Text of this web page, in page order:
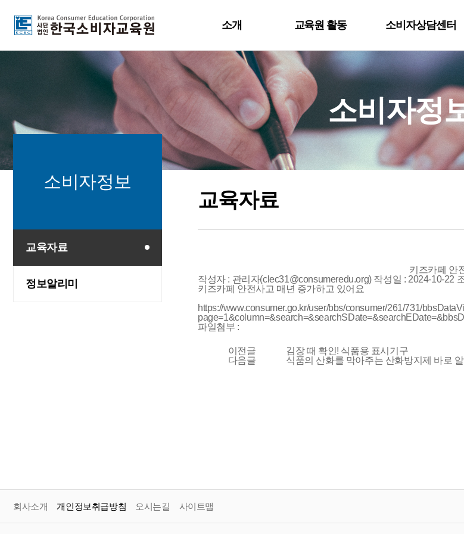
소개
연혁
소비자교육원소개
기부금 내역
활동분야
지부소개
교육원 활동
교육원 활동
1830 손씻기 운동
소비자상담센터
소비자관련법률
인터넷상담신청
소비자피해주의보
소비자정
소비자정보
교육자료
정보알리미
교육자료
키즈카페 안
작성자 : 관리자(clec31@consumeredu.org) 작성일 : 2024-10-22
키즈카페 안전사고 매년 증가하고 있어요
https://www.consumer.go.kr/user/bbs/consumer/261/731/
파일첨부 :
이전글
김장 때 확인! 식품용 표시기구
다음글
식품의 산화를 막아주는 산화방지제 바로 알
회사소개 개인정보취급방침 오시는길 사이트맵